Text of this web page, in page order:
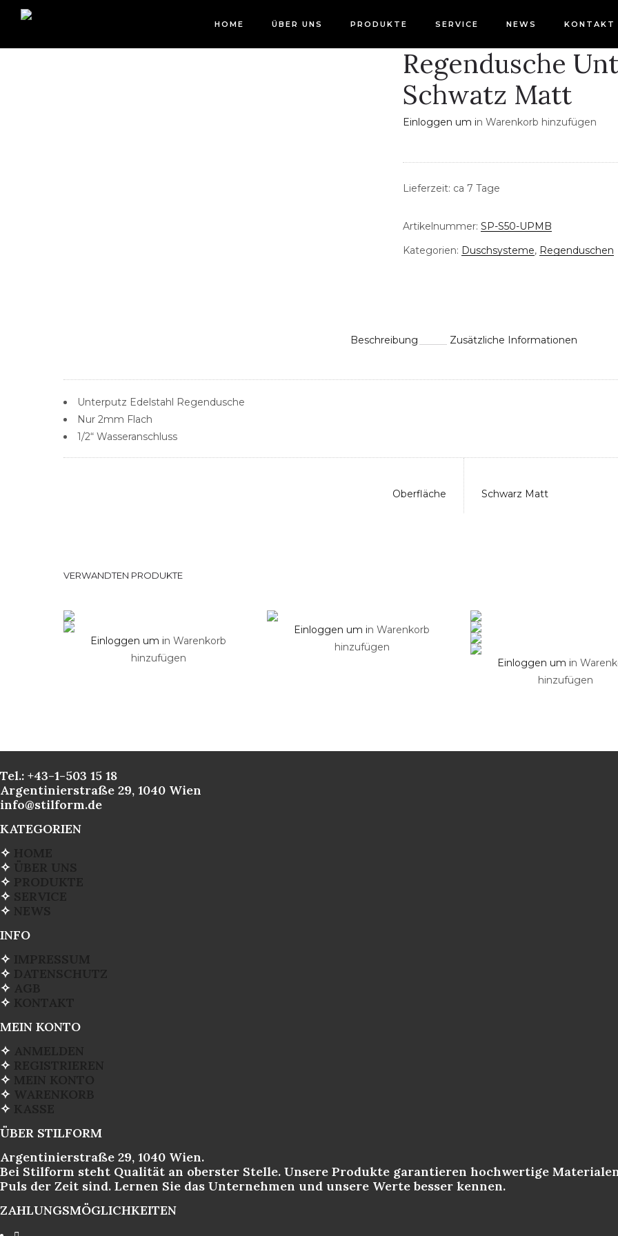
HOME ÜBER UNS PRODUKTE SERVICE NEWS KONTAKT
Regendusche
Schwatz Matt
Einloggen um in Warenkorb hinzufügen
Lieferzeit: ca 7 Tage
Artikelnummer: SP-S50-UPMB
Kategorien: Duschsysteme, Regenduschen
Beschreibung Zusätzliche Informationen
Unterputz Edelstahl Regendusche
Nur 2mm Flach
1/2“ Wasseranschluss
Oberfläche Schwarz Matt
VERWANDTEN PRODUKTE
REGENDUSCHE 80 X 80 CM
Einloggen um in Warenkorb
hinzufügen
Einloggen um in Warenkorb
hinzufügen
Einloggen um in
hinzufügen
Tel.: +43-1-503 15 18
Argentinierstraße 29, 1040 Wien
info@stilform.de
KATEGORIEN
✧
✧
✧
✧
✧
INFO
✧
✧
✧
✧
MEIN KONTO
✧
✧
✧
✧
✧
ÜBER STILFORM
Argentinierstraße 29, 1040 Wien.
Bei Stilform steht Qualität an oberster Stelle. Unsere Produkte garantieren hochwertige
Puls der Zeit sind. Lernen Sie das Unternehmen und unsere Werte besser kennen.
ZAHLUNGSMÖGLICHKEITEN